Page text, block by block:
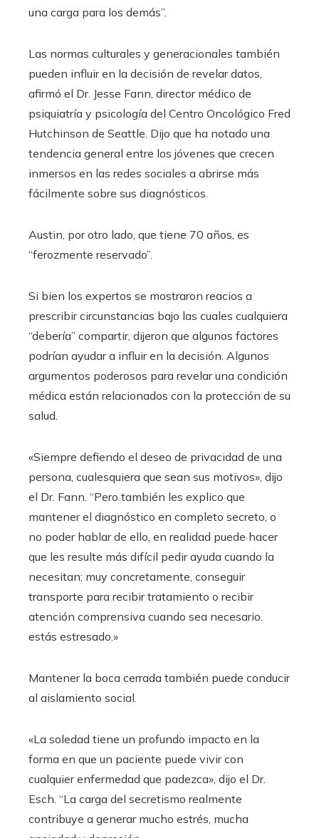
una carga para los demás”.
Las normas culturales y generacionales también
pueden influir en la decisión de revelar datos,
afirmó el Dr. Jesse Fann, director médico de
psiquiatría y psicología del Centro Oncológico Fred
Hutchinson de Seattle. Dijo que ha notado una
tendencia general entre los jóvenes que crecen
inmersos en las redes sociales a abrirse más
fácilmente sobre sus diagnósticos.
Austin, por otro lado, que tiene 70 años, es
“ferozmente reservado”.
Si bien los expertos se mostraron reacios a
prescribir circunstancias bajo las cuales cualquiera
“debería” compartir, dijeron que algunos factores
podrían ayudar a influir en la decisión. Algunos
argumentos poderosos para revelar una condición
médica están relacionados con la protección de su
salud.
«Siempre defiendo el deseo de privacidad de una
persona, cualesquiera que sean sus motivos», dijo
el Dr. Fann. “Pero también les explico que
mantener el diagnóstico en completo secreto, o
no poder hablar de ello, en realidad puede hacer
que les resulte más difícil pedir ayuda cuando la
necesitan; muy concretamente, conseguir
transporte para recibir tratamiento o recibir
atención comprensiva cuando sea necesario.
estás estresado.»
Mantener la boca cerrada también puede conducir
al aislamiento social.
«La soledad tiene un profundo impacto en la
forma en que un paciente puede vivir con
cualquier enfermedad que padezca», dijo el Dr.
Esch. “La carga del secretismo realmente
contribuye a generar mucho estrés, mucha